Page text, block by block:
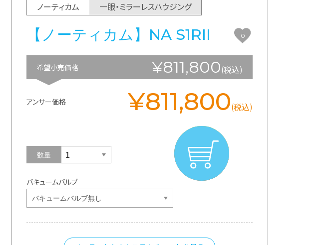
ノーティカム 一眼・ミラーレスハウジング
【ノーティカム】NA S1RII 0
希望小売価格 ¥811,800 (税込)
アンサー価格 ¥811,800(税込)
数量
バキュームバルブ